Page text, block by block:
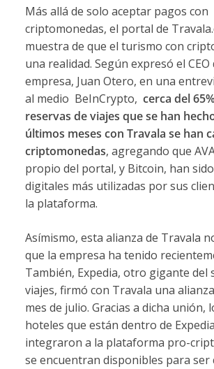
Más allá de solo aceptar pagos con
criptomonedas, el portal de
muestra de que el turismo con
una realidad. Según expresó el CEO
empresa, Juan Otero, en una
al medio BeInCrypto, cerca del
reservas de viajes que se han
últimos meses con Travala se han
criptomonedas, agregando que
propio del portal, y Bitcoin, han
digitales más utilizadas por sus
la plataforma.
Asímismo, esta alianza de Travala
que la empresa ha tenido
También, Expedia, otro gigante del
viajes, firmó con Travala una
mes de julio. Gracias a dicha unión,
hoteles que están dentro de
integraron a la plataforma pro-
se encuentran disponibles para ser